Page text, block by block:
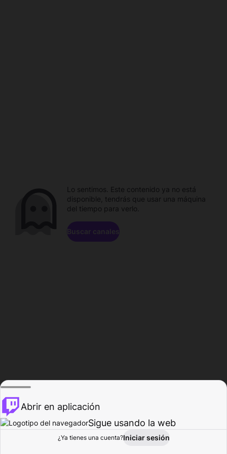
Explorar Actividad
Lo sentimos. Este contenido ya no está
disponible, tendrás que usar una máquina
del tiempo para verlo.
Buscar canales
Abrir en aplicación
Sigue usando la web
¿Ya tienes una cuenta?Iniciar sesión